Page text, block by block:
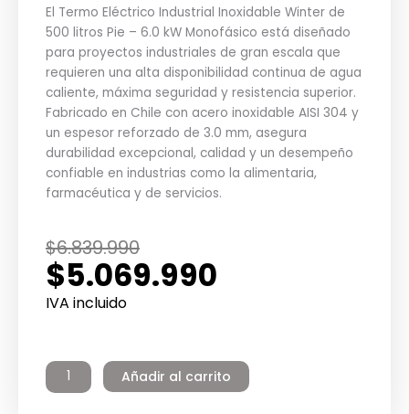
El Termo Eléctrico Industrial Inoxidable Winter de
500 litros Pie – 6.0 kW Monofásico está diseñado
para proyectos industriales de gran escala que
requieren una alta disponibilidad continua de agua
caliente, máxima seguridad y resistencia superior.
Fabricado en Chile con acero inoxidable AISI 304 y
un espesor reforzado de 3.0 mm, asegura
durabilidad excepcional, calidad y un desempeño
confiable en industrias como la alimentaria,
farmacéutica y de servicios.
$6.839.990
El
precio
original
$5.069.990
El
precio
actual
IVA incluido
Eléctrico
Industrial
Inoxidable
Añadir al carrito